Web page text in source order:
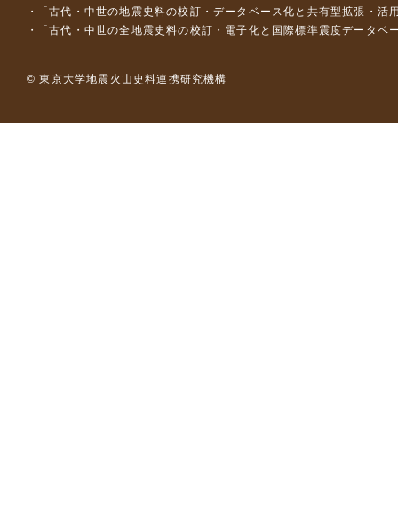
「古代・中世の地震史料の校訂・データベース化と共有型拡張・
「古代・中世の全地震史料の校訂・電子化と国際標準震度データ
© 東京大学地震火山史料連携研究機構